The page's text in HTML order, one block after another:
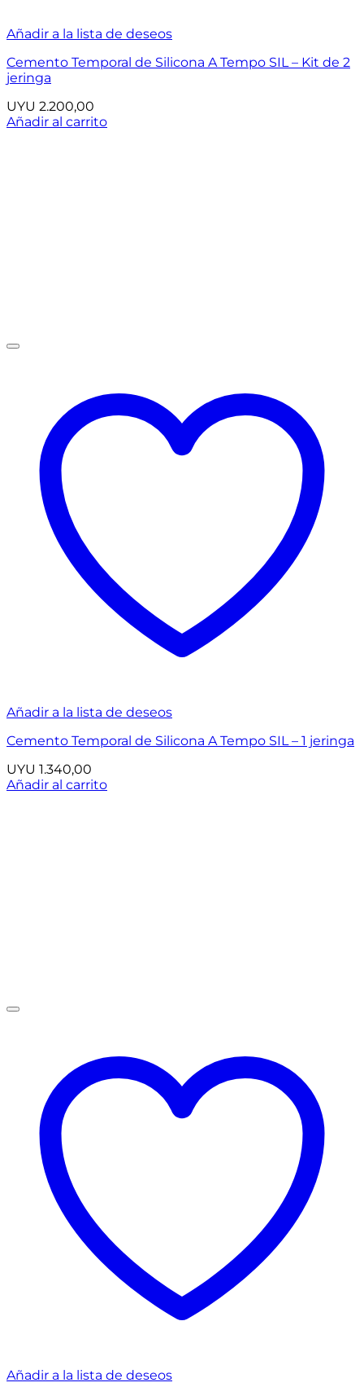
Añadir a la lista de deseos
Cemento Temporal de Silicona A Tempo SIL – Kit de 2
jeringa
UYU 2.200,00
Añadir al carrito
Añadir a la lista de deseos
Cemento Temporal de Silicona A Tempo SIL – 1 jeringa
UYU 1.340,00
Añadir al carrito
Añadir a la lista de deseos